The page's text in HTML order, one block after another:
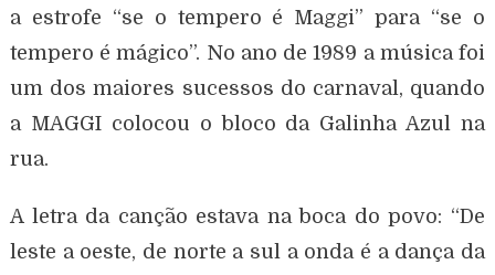
a estrofe “se o tempero é Maggi” para “se o
tempero é mágico”. No ano de 1989 a música foi
um dos maiores sucessos do carnaval, quando
a MAGGI colocou o bloco da Galinha Azul na
rua.
A letra da canção estava na boca do povo: “De
leste a oeste, de norte a sul a onda é a dança da